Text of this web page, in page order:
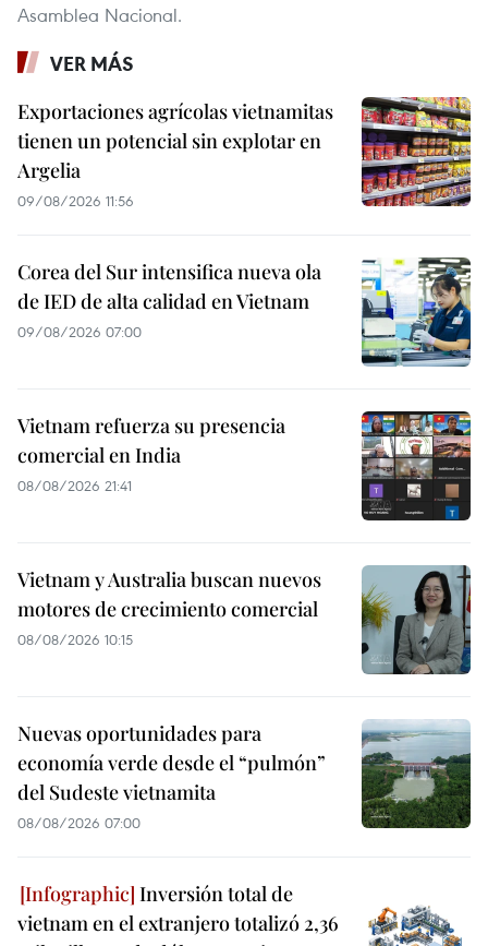
Asamblea Nacional.
VER MÁS
Exportaciones agrícolas vietnamitas
tienen un potencial sin explotar en
Argelia
09/08/2026 11:56
Corea del Sur intensifica nueva ola
de IED de alta calidad en Vietnam
09/08/2026 07:00
Vietnam refuerza su presencia
comercial en India
08/08/2026 21:41
Vietnam y Australia buscan nuevos
motores de crecimiento comercial
08/08/2026 10:15
Nuevas oportunidades para
economía verde desde el “pulmón”
del Sudeste vietnamita
08/08/2026 07:00
Inversión total de
vietnam en el extranjero totalizó 2,36